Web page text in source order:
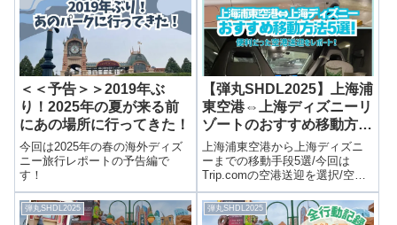
＜＜予告＞＞2019年ぶ
り！2025年の夏が来る前
にあの場所に行ってきた！
今回は2025年の春の海外ディズ
ニー旅行レポートの予告編で
す！
【弾丸SHDL2025】上海浦
東空港⇔上海ディズニーリ
ゾートのおすすめ移動方法
5選！便利だったTrip.com
の空港送迎をレポート！
上海浦東空港から上海ディズニ
ーまでの移動手段5選/今回は
Trip.comの空港送迎を選択/空港
から上海ディズニーランドの移
動/ノボテル上海クローバーから
空港の移動 を紹介！
弾丸SHDL2025 弾丸SHDL2025